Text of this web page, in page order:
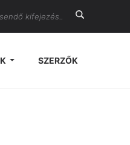
SZERZŐK